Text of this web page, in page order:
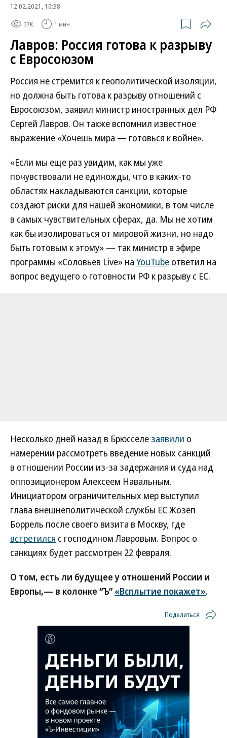
12.02.2021, 10:38
37K 1 мин.
Лавров: Россия готова к разрыву
с Евросоюзом
Россия не стремится к геополитической изоляции,
но должна быть готова к разрыву отношений с
Евросоюзом, заявил министр иностранных дел РФ
Сергей Лавров. Он также вспомнил известное
выражение «Хочешь мира — готовься к войне».
«Если мы еще раз увидим, как мы уже
почувствовали не единожды, что в каких-то
областях накладываются санкции, которые
создают риски для нашей экономики, в том числе
в самых чувствительных сферах, да. Мы не хотим
как бы изолироваться от мировой жизни, но надо
быть готовым к этому» — так министр в эфире
программы «Соловьев Live» на YouTube ответил на
вопрос ведущего о готовности РФ к разрыву с ЕС.
Несколько дней назад в Брюсселе заявили о
намерении рассмотреть введение новых санкций
в отношении России из-за задержания и суда над
оппозиционером Алексеем Навальным.
Инициатором ограничительных мер выступил
глава внешнеполитической службы ЕС Жозеп
Боррель после своего визита в Москву, где
встретился с господином Лавровым. Вопрос о
санкциях будет рассмотрен 22 февраля.
О том, есть ли будущее у отношений России и
Европы,— в колонке “Ъ” «Всплытие покажет».
Поделиться